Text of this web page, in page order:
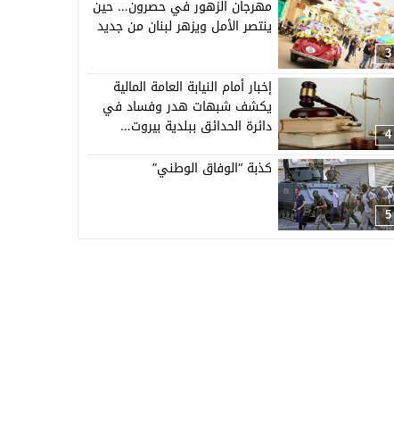
3
مهرجان الزهور في حصرون… حين
ينتصر الأمل ويزهر لبنان من جديد
4
إخبار أمام النيابة العامة المالية
يكشف شبهات هدر وفساد في
دائرة الحدائق ببلدية بيروت…
5
كذبة “الوفاق الوطني”